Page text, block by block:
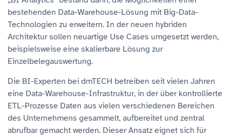
bestehenden Data-Warehouse-Lösung mit Big-Data-
Technologien zu erweitern. In der neuen hybriden
Architektur sollen neuartige Use Cases umgesetzt werden,
beispielsweise eine skalierbare Lösung zur
Einzelbelegauswertung.
Die BI-Experten bei dmTECH betreiben seit vielen Jahren
eine Data-Warehouse-Infrastruktur, in der über kontrollierte
ETL-Prozesse Daten aus vielen verschiedenen Bereichen
des Unternehmens gesammelt, aufbereitet und zentral
abrufbar gemacht werden. Dieser Ansatz eignet sich für